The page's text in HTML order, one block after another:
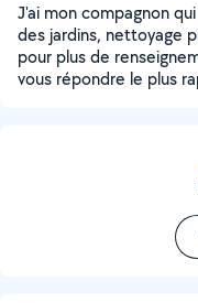
J'ai mon compagnon
des jardins, nettoyage
pour plus de
vous répondre le plus